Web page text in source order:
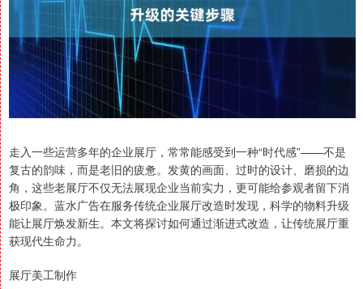
走入一些运营多年的企业展厅，常常能感受到一种“时代感”——不是
复古的韵味，而是老旧的疲惫。发黄的画面、过时的设计、磨损的边
角，这些老展厅不仅无法展现企业当前实力，更可能给参观者留下消
极印象。蓝水广告在服务传统企业展厅改造时发现，科学的物料升级
能让展厅焕发新生。本文将探讨如何通过渐进式改造，让传统展厅重
获现代生命力。
展厅美工制作